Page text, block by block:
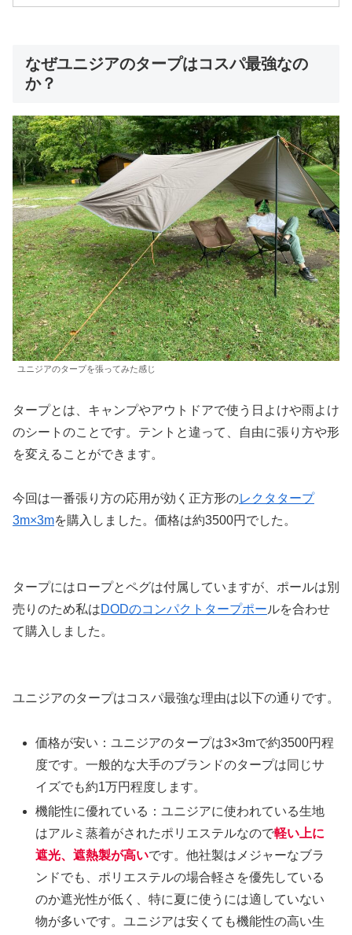
なぜユニジアのタープはコスパ最強なの
か？
ユニジアのタープを張ってみた感じ
タープとは、キャンプやアウトドアで使う日よけや雨よけ
のシートのことです。テントと違って、自由に張り方や形
を変えることができます。
今回は一番張り方の応用が効く正方形のレクタタープ
3m×3mを購入しました。価格は約3500円でした。
タープにはロープとペグは付属していますが、ポールは別
売りのため私はDODのコンパクトタープポールを合わせ
て購入しました。
ユニジアのタープはコスパ最強な理由は以下の通りです。
価格が安い：ユニジアのタープは3×3mで約3500円程
度です。一般的な大手のブランドのタープは同じサ
イズでも約1万円程度します。
機能性に優れている：ユニジアに使われている生地
はアルミ蒸着がされたポリエステルなので軽い上に
遮光、遮熱製が高いです。他社製はメジャーなブラ
ンドでも、ポリエステルの場合軽さを優先している
のか遮光性が低く、特に夏に使うには適していない
物が多いです。ユニジアは安くても機能性の高い生